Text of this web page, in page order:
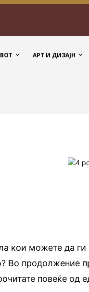
АРТ И ДИЗАЈН
кои можете да ги
Во продолжение
повеќе од